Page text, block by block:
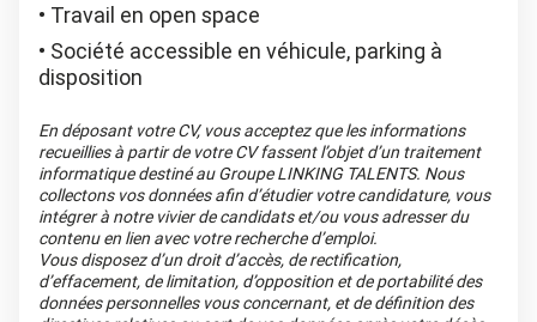
Travail en open space
Société accessible en véhicule, parking à
disposition
En déposant votre CV, vous acceptez que les informations
recueillies à partir de votre CV fassent l’objet d’un traitement
informatique destiné au Groupe LINKING TALENTS. Nous
collectons vos données afin d’étudier votre candidature, vous
intégrer à notre vivier de candidats et/ou vous adresser du
contenu en lien avec votre recherche d’emploi.
Vous disposez d’un droit d’accès, de rectification,
d’effacement, de limitation, d’opposition et de portabilité des
données personnelles vous concernant, et de définition des